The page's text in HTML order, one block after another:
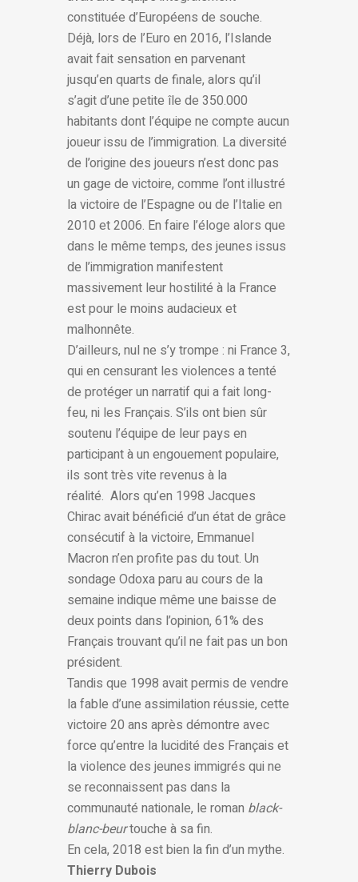
constituée d’Européens de souche.
Déjà, lors de l’Euro en 2016, l’Islande
avait fait sensation en parvenant
jusqu’en quarts de finale, alors qu’il
s’agit d’une petite île de 350.000
habitants dont l’équipe ne compte aucun
joueur issu de l’immigration. La diversité
de l’origine des joueurs n’est donc pas
un gage de victoire, comme l’ont illustré
la victoire de l’Espagne ou de l’Italie en
2010 et 2006. En faire l’éloge alors que
dans le même temps, des jeunes issus
de l’immigration manifestent
massivement leur hostilité à la France
est pour le moins audacieux et
malhonnête.
D’ailleurs, nul ne s’y trompe : ni France 3,
qui en censurant les violences a tenté
de protéger un narratif qui a fait long-
feu, ni les Français. S’ils ont bien sûr
soutenu l’équipe de leur pays en
participant à un engouement populaire,
ils sont très vite revenus à la
réalité. Alors qu’en 1998 Jacques
Chirac avait bénéficié d’un état de grâce
consécutif à la victoire, Emmanuel
Macron n’en profite pas du tout. Un
sondage Odoxa paru au cours de la
semaine indique même une baisse de
deux points dans l’opinion, 61% des
Français trouvant qu’il ne fait pas un bon
président.
Tandis que 1998 avait permis de vendre
la fable d’une assimilation réussie, cette
victoire 20 ans après démontre avec
force qu’entre la lucidité des Français et
la violence des jeunes immigrés qui ne
se reconnaissent pas dans la
communauté nationale, le roman black-
blanc-beurtouche à sa fin.
En cela, 2018 est bien la fin d’un mythe.
Thierry Dubois